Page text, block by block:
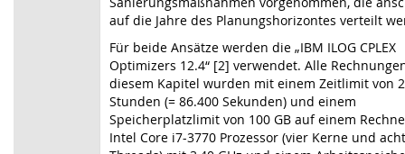
auf die Jahre des Planungshorizontes verteilt
Für beide Ansätze werden die „IBM ILOG CPLEX
Optimizers 12.4“ [2] verwendet. Alle
diesem Kapitel wurden mit einem Zeitlimit von
Stunden (= 86.400 Sekunden) und einem
Speicherplatzlimit von 100 GB auf einem
Intel Core i7-3770 Prozessor (vier Kerne und acht